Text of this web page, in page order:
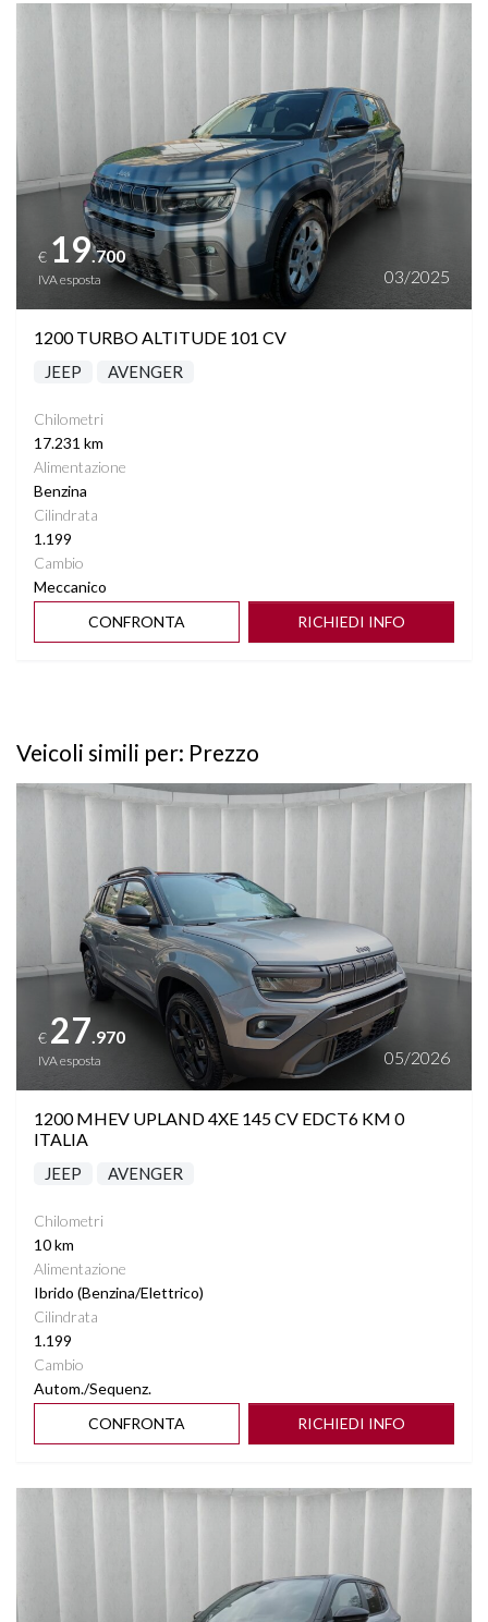
Vedi dettagli
€ 19.700
IVA esposta 03/2025
1200 TURBO ALTITUDE 101 CV
JEEP AVENGER
Chilometri
17.231 km
Alimentazione
Benzina
Cilindrata
1.199
Cambio
Meccanico
CONFRONTA
RICHIEDI INFO
Veicoli simili per: Prezzo
Vedi dettagli
€ 27 .970
IVA esposta 05/2026
1200 MHEV UPLAND 4XE 145 CV EDCT6 KM 0
ITALIA
JEEP AVENGER
Chilometri
10 km
Alimentazione
Ibrido (Benzina/Elettrico)
Cilindrata
1.199
Cambio
Autom./Sequenz.
CONFRONTA
RICHIEDI INFO
Vedi dettagli